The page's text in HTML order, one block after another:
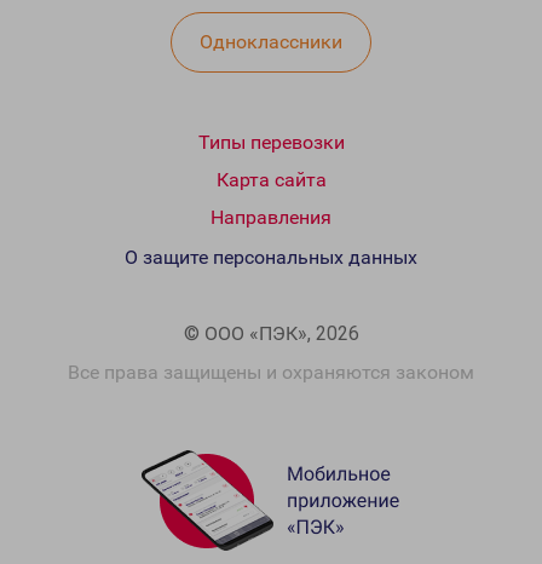
Одноклассники
Типы перевозки
Карта сайта
Направления
© ООО «ПЭК», 2026
Все права защищены и охраняются законом
О защите персональных данных